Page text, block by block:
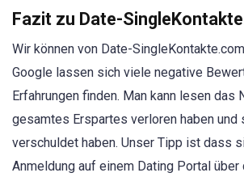
Fazit zu Date-
Wir können von Date-
Google lassen sich viele negative
Erfahrungen finden. Man kann lesen das
gesamtes Erspartes verloren haben und
verschuldet haben. Unser Tipp ist dass
Anmeldung auf einem Dating Portal